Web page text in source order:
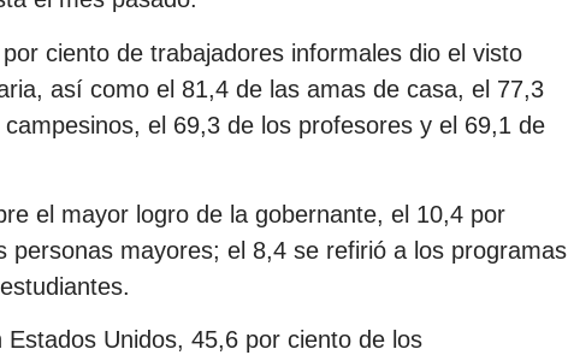
ciento de trabajadores informales dio el visto
así como el 81,4 de las amas de casa, el 77,3
el 69,3 de los profesores y el 69,1 de
el mayor logro de la gobernante, el 10,4 por
personas mayores; el 8,4 se refirió a los programas
Unidos, 45,6 por ciento de los